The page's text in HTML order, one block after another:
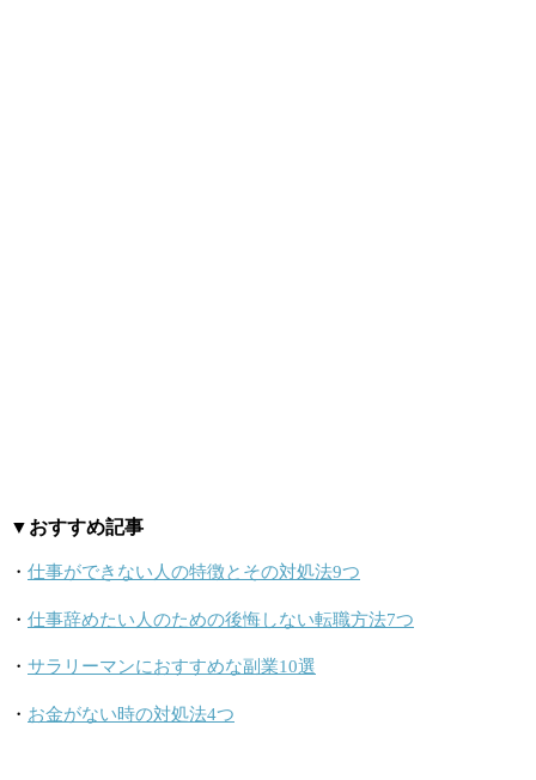
▼おすすめ記事
・ 仕事ができない人の特徴とその対処法9つ
・ 仕事辞めたい人のための後悔しない転職方法7つ
・ サラリーマンにおすすめな副業10選
・ お金がない時の対処法4つ